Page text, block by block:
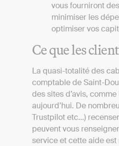
vous fourniront
minimiser les
optimiser vos
Ce que les
La quasi-totalité des
comptable de Saint-
des sites d’avis,
aujourd’hui. De
Trustpilot etc...)
peuvent vous
service et cette aide